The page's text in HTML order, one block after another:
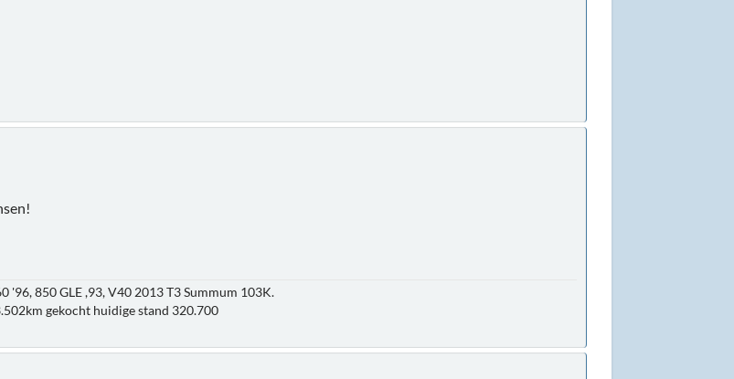
'96, 850 GLE ,93, V40 2013 T3 Summum 103K.
gekocht huidige stand 320.700